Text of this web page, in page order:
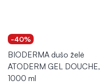
-40%
BIODERMA dušo želė
ATODERM GEL DOUCHE,
1000 ml